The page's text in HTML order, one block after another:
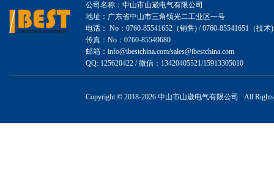
公司名称：中山市山崴电气有限公司
地址：广东省中山市三角镇光二工业区一号
电话： No：0760-85541652（销售) / 0760-85541651（技术)
传真：No：0760-85549680
邮箱：info@ibestchina.com/sales@ibestchina.com
QQ: 125620422 / 微信：13420405521/15913305010
Copyright© 2018-2026 中山市山崴电气有限公司 All Rights